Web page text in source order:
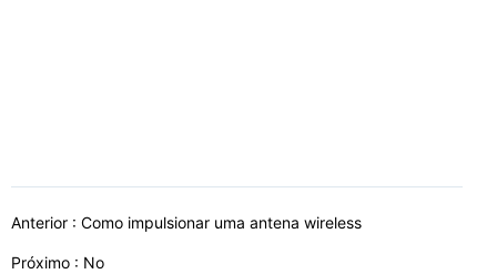
Anterior : Como impulsionar uma antena wireless
Próximo : No